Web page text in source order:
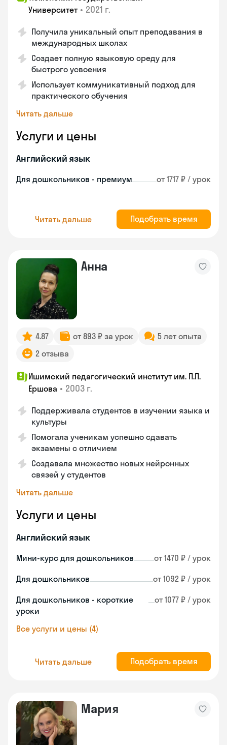
Университет • 2021 г.
Получила уникальный опыт преподавания в
международных школах
Создает полную языковую среду для
быстрого усвоения
Использует коммуникативный подход для
практического обучения
Читать дальше
Услуги и цены
Английский язык
Для дошкольников - премиум от 1717 ₽ / урок
Читать дальше Подобрать время
Анна
4.87 от 893 ₽ за урок
5 лет опыта
2 отзыва
Ишимский педагогический институт им. П.П.
Ершова • 2003 г.
Поддерживала студентов в изучении языка и
культуры
Помогала ученикам успешно сдавать
экзамены с отличием
Создавала множество новых нейронных
связей у студентов
Читать дальше
Услуги и цены
Английский язык
Мини-курс для дошкольников от 1470 ₽ / урок
Для дошкольников от 1092 ₽ / урок
Для дошкольников - короткие
уроки
от 1077 ₽ / урок
Все услуги и цены (4)
Читать дальше Подобрать время
Мария